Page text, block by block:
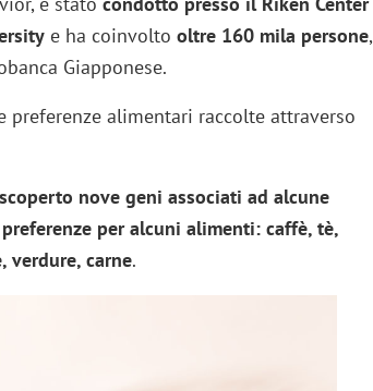
e ha coinvolto oltre 160 mila persone,
Giapponese.
alimentari raccolte attraverso
nove geni associati ad alcune
per alcuni alimenti: caffè, tè,
verdure, carne.